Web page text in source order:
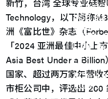
USB4
USB
USB
eUSB2
PCIe
PCIe
PCIe
PCIe
MIPI
新竹，台湾 全球专业硅
Technology，以下简称
洲《富比世》杂志（
「2024 亚洲最佳中小上
Asia Best Under a
国家、超过两万家年营收
市柜公司中，评选出 200